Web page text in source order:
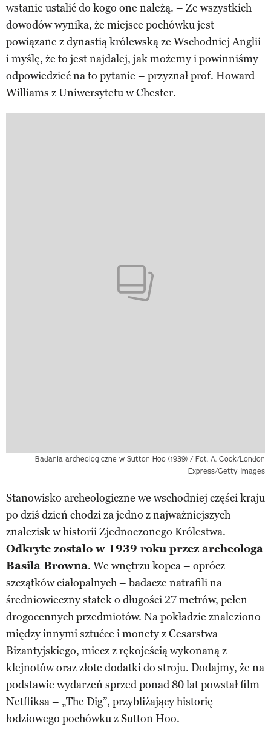
wstanie ustalić do kogo one należą. – Ze wszystkich
dowodów wynika, że miejsce pochówku jest
powiązane z dynastią królewską ze Wschodniej Anglii
i myślę, że to jest najdalej, jak możemy i powinniśmy
odpowiedzieć na to pytanie – przyznał prof. Howard
Williams z Uniwersytetu w Chester.
Badania archeologiczne w Sutton Hoo (1939) / Fot. A. Cook/London
Express/Getty Images
Stanowisko archeologiczne we wschodniej części kraju
po dziś dzień chodzi za jedno z najważniejszych
znalezisk w historii Zjednoczonego Królestwa.
Odkryte zostało w 1939 roku przez archeologa
Basila Browna. We wnętrzu kopca – oprócz
szczątków ciałopalnych – badacze natrafili na
średniowieczny statek o długości 27 metrów, pełen
drogocennych przedmiotów. Na pokładzie znaleziono
między innymi sztućce i monety z Cesarstwa
Bizantyjskiego, miecz z rękojeścią wykonaną z
klejnotów oraz złote dodatki do stroju. Dodajmy, że na
podstawie wydarzeń sprzed ponad 80 lat powstał film
Netfliksa – „The Dig”, przybliżający historię
łodziowego pochówku z Sutton Hoo.